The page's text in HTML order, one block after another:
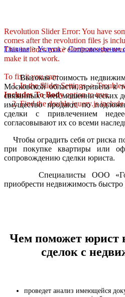
Revolution Slider Error: You have
comes after the revolution files js
This includes make eliminates the
make it not work.
To fix it you can:
1. In the Slider Settings ->
Includes To Bodyoption to true.
2. Find the double jquery.js include
Главная>Услуги>Сопровождение
Высокая стоимость
Московской области, привела к
связанных с ней мошеннических
имущество продают по
сделки с привлечением
согласовывают их со всеми
Чтобы оградить себя от риска
при покупке квартиры или
сопровождению сделки юриста.
Специалисты ООО
приобрести недвижимость быстро
Чем поможет юрист
сделок с
проведет анализ имеющейся